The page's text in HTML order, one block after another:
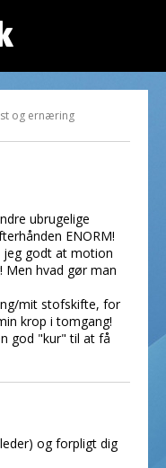
og ernæring
ubrugelige
ENORM!
jeg godt at motion
Men hvad gør man
mit stofskifte, for
krop i tomgang!
god "kur" til at få
og forpligt dig